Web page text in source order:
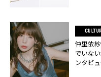
仲里依
でいな
ンタビ